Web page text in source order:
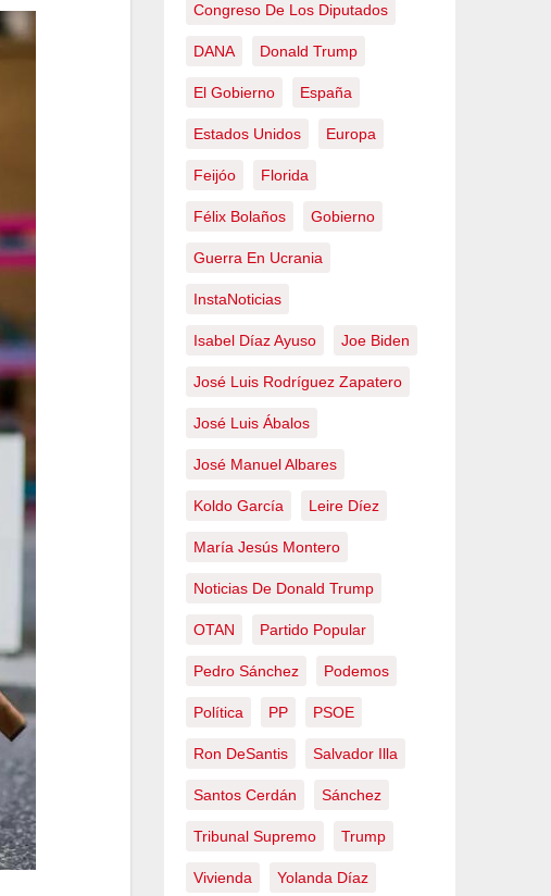
Congreso De Los Diputados
DANA Donald Trump
El Gobierno España
Estados Unidos Europa
Feijóo Florida
Félix Bolaños Gobierno
Guerra En Ucrania
InstaNoticias
Isabel Díaz Ayuso Joe Biden
José Luis Rodríguez Zapatero
José Luis Ábalos
José Manuel Albares
Koldo García Leire Díez
María Jesús Montero
Noticias De Donald Trump
OTAN Partido Popular
Pedro Sánchez Podemos
Política PP PSOE
Ron DeSantis Salvador Illa
Santos Cerdán Sánchez
Tribunal Supremo Trump
Vivienda Yolanda Díaz